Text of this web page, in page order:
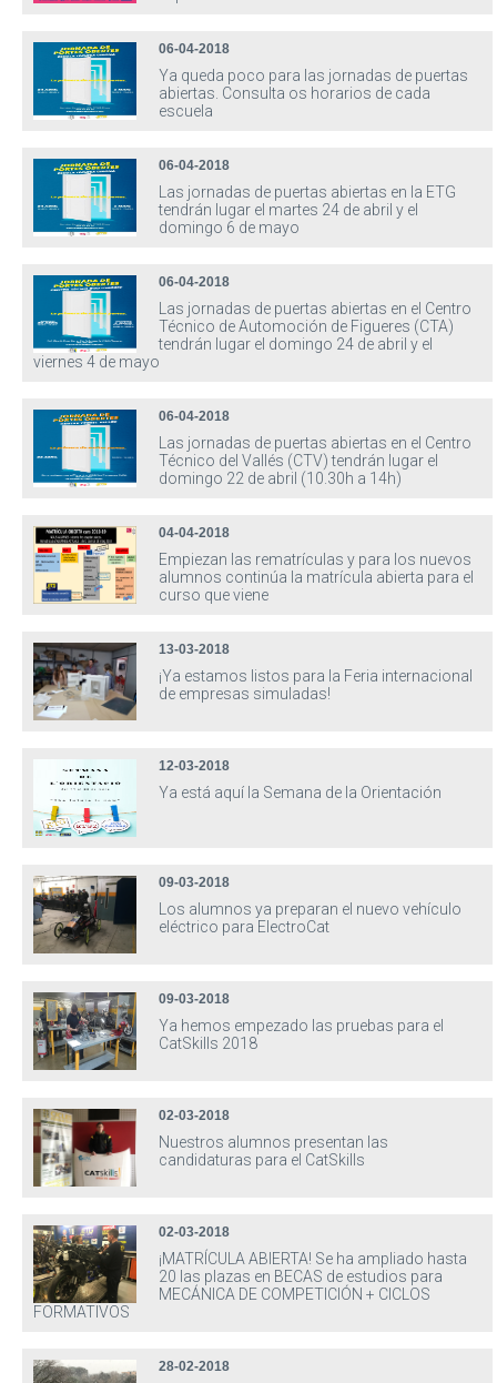
06-04-2018
Ya queda poco para las jornadas de puertas
abiertas. Consulta os horarios de cada
escuela
06-04-2018
Las jornadas de puertas abiertas en la ETG
tendrán lugar el martes 24 de abril y el
domingo 6 de mayo
06-04-2018
Las jornadas de puertas abiertas en el Centro
Técnico de Automoción de Figueres (CTA)
tendrán lugar el domingo 24 de abril y el
viernes 4 de mayo
06-04-2018
Las jornadas de puertas abiertas en el Centro
Técnico del Vallés (CTV) tendrán lugar el
domingo 22 de abril (10.30h a 14h)
04-04-2018
Empiezan las rematrículas y para los nuevos
alumnos continúa la matrícula abierta para el
curso que viene
13-03-2018
¡Ya estamos listos para la Feria internacional
de empresas simuladas!
12-03-2018
Ya está aquí la Semana de la Orientación
09-03-2018
Los alumnos ya preparan el nuevo vehículo
eléctrico para ElectroCat
09-03-2018
Ya hemos empezado las pruebas para el
CatSkills 2018
02-03-2018
Nuestros alumnos presentan las
candidaturas para el CatSkills
02-03-2018
¡MATRÍCULA ABIERTA! Se ha ampliado hasta
20 las plazas en BECAS de estudios para
MECÁNICA DE COMPETICIÓN + CICLOS
FORMATIVOS
28-02-2018